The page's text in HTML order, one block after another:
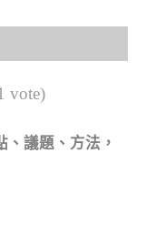
vote)
、議題、方法，